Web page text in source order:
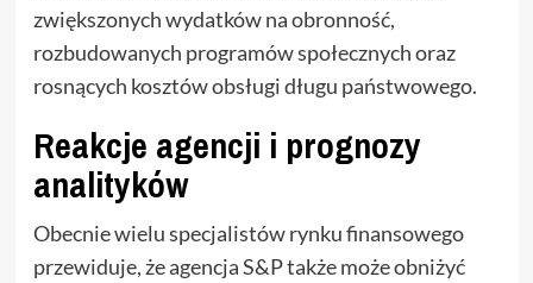
zwiększonych wydatków na obronność,
rozbudowanych programów społecznych oraz
rosnących kosztów obsługi długu państwowego.
Reakcje agencji i prognozy
analityków
Obecnie wielu specjalistów rynku finansowego
przewiduje, że agencja S&P także może obniżyć